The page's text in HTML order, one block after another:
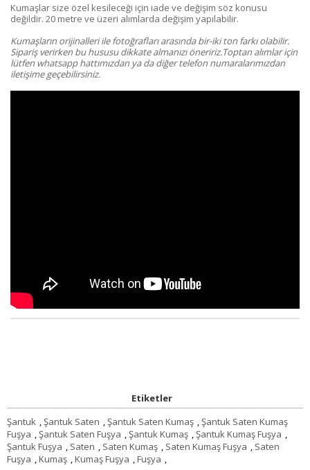
Kumaşlar size özel kesileceği için iade ve değişim söz konusu
değildir. 20 metre ve üzeri alımlarda değişim yapılabilir.
Kumaşların orijinalleri ile fotoğrafları arasında bir-iki ton farkı olabilir.
Sipariş verirken bu hususu dikkate almanızı öneririz.Toptan alımlar için
lütfen whatsapp hattımızdan ya da diğer telefon numaralarımızdan
iletişime geçebilirsiniz.
Etiketler
Şantuk ,Şantuk Saten ,Şantuk Saten Kumaş ,Şantuk Saten Kumaş
Fuşya ,Şantuk Saten Fuşya ,Şantuk Kumaş ,Şantuk Kumaş Fuşya ,
Şantuk Fuşya , Saten , Saten Kumaş , Saten Kumaş Fuşya , Saten
Fuşya ,Kumaş ,Kumaş Fuşya ,Fuşya ,